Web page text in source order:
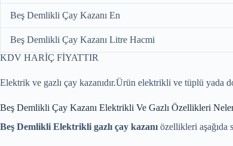
Beş Demlikli Çay Kazanı En
Beş Demlikli Çay Kazanı Litre Hacmi
KDV HARİÇ FİYATTIR
Elektrik ve gazlı çay kazanıdır.Ürün elektrikli ve tüplü yada
Beş Demlikli Çay Kazanı Elektrikli Ve Gazlı Özellikleri
Beş Demlikli Elektrikli gazlı çay kazanı özellikleri aşağıda